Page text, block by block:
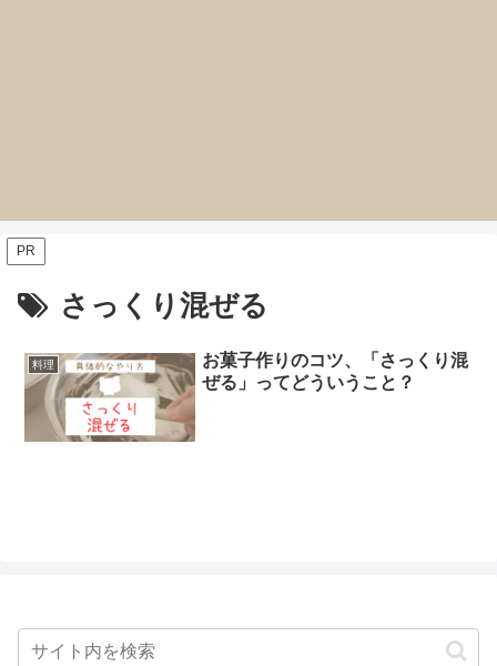
PR
さっくり混ぜる
料理
お菓子作りのコツ、「さっくり混
ぜる」ってどういうこと？